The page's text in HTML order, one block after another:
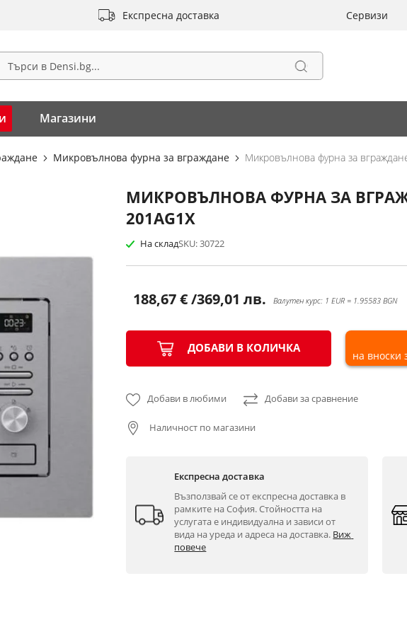
Експресна доставка Сервизи
Търсене
Магазини
Микровълнова фурна за вграждане Микровълнова фурна за
МИКРОВЪЛНОВА ФУРНА ЗА
201AG1X
На складSKU 30722
188,67 €/369,01 лв. Валутен курс: 1 EUR = 1.95583 BGN
ДОБАВИ В КОЛИЧКА
на вноски
Добави в любими Добави за сравнение
Наличност по магазини
Експресна доставка
Възползвай се от експресна доставка в
рамките на София. Стойността на
услугата е индивидуална и зависи от
вида на уреда и адреса на доставка. Виж
повече